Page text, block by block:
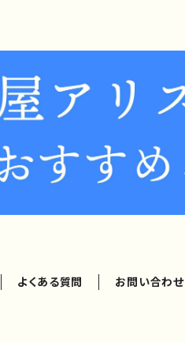
よくある質問 お問い合わせ